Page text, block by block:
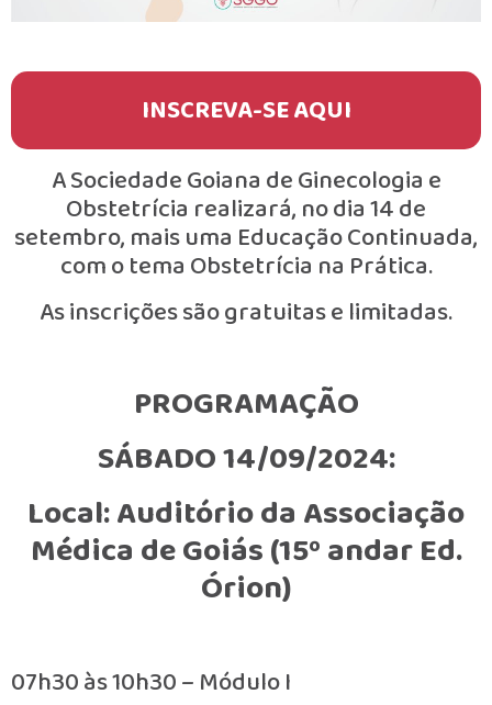
INSCREVA-SE AQUI
A Sociedade Goiana de Ginecologia e
Obstetrícia realizará, no dia 14 de
setembro, mais uma Educação Continuada,
com o tema Obstetrícia na Prática.
As inscrições são gratuitas e limitadas.
PROGRAMAÇÃO
SÁBADO 14/09/2024:
Local: Auditório da Associação
Médica de Goiás (15º andar Ed.
Órion)
07h30 às 10h30 – Módulo I